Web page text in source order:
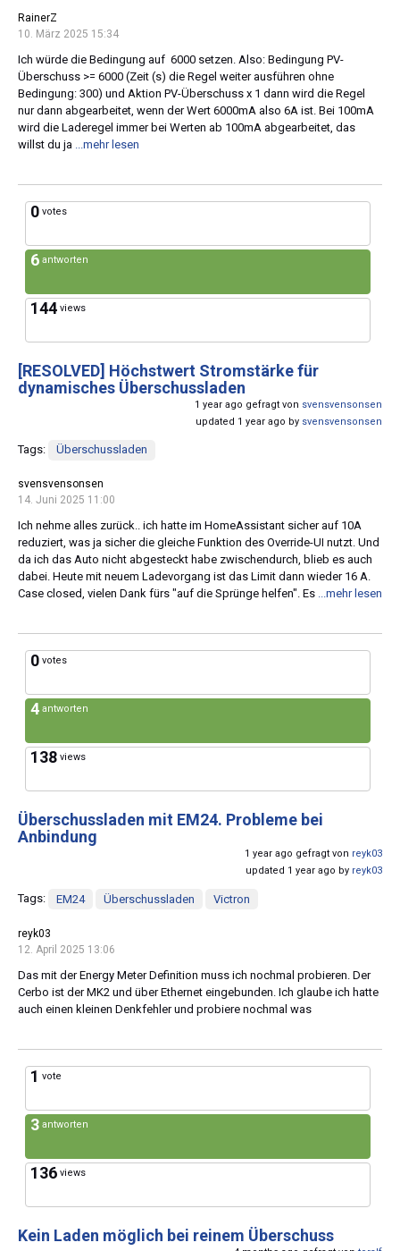
RainerZ
10. März 2025 15:34
Ich würde die Bedingung auf 6000 setzen. Also: Bedingung PV-
Überschuss >= 6000 (Zeit (s) die Regel weiter ausführen ohne
Bedingung: 300) und Aktion PV-Überschuss x 1 dann wird die Regel
nur dann abgearbeitet, wenn der Wert 6000mA also 6A ist. Bei 100mA
wird die Laderegel immer bei Werten ab 100mA abgearbeitet, das
willst du ja ...mehr lesen
0 votes
6 antworten
144 views
[RESOLVED] Höchstwert Stromstärke für
dynamisches Überschussladen
1 year ago gefragt von svensvensonsen
updated 1 year ago by svensvensonsen
Tags: Überschussladen
svensvensonsen
14. Juni 2025 11:00
Ich nehme alles zurück.. ich hatte im HomeAssistant sicher auf 10A
reduziert, was ja sicher die gleiche Funktion des Override-UI nutzt. Und
da ich das Auto nicht abgesteckt habe zwischendurch, blieb es auch
dabei. Heute mit neuem Ladevorgang ist das Limit dann wieder 16 A.
Case closed, vielen Dank fürs "auf die Sprünge helfen". Es ...mehr lesen
0 votes
4 antworten
138 views
Überschussladen mit EM24. Probleme bei
Anbindung
1 year ago gefragt von reyk03
updated 1 year ago by reyk03
Tags: EM24 Überschussladen Victron
reyk03
12. April 2025 13:06
Das mit der Energy Meter Definition muss ich nochmal probieren. Der
Cerbo ist der MK2 und über Ethernet eingebunden. Ich glaube ich hatte
auch einen kleinen Denkfehler und probiere nochmal was
1 vote
3 antworten
136 views
Kein Laden möglich bei reinem Überschuss